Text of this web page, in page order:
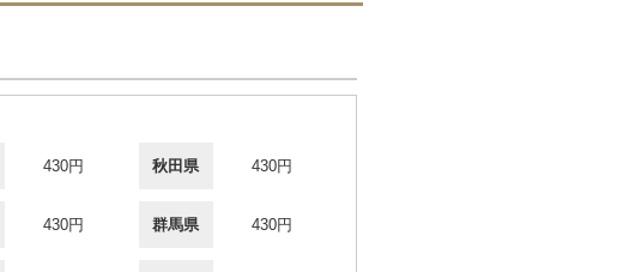
430円 秋田県 430円
430円 群馬県 430円